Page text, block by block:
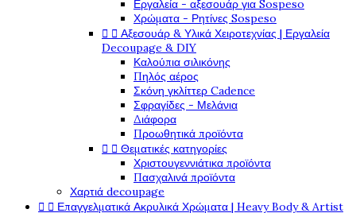
Εργαλεία - αξεσουάρ για Sospeso
Χρώματα - Ρητίνες Sospeso
  Αξεσουάρ & Υλικά Χειροτεχνίας | Εργαλεία
Decoupage & DIY
Καλούπια σιλικόνης
Πηλός αέρος
Σκόνη γκλίττερ Cadence
Σφραγίδες - Μελάνια
Διάφορα
Προωθητικά προϊόντα
  Θεματικές κατηγορίες
Χριστουγεννιάτικα προϊόντα
Πασχαλινά προϊόντα
Χαρτιά decoupage
  Επαγγελματικά Ακρυλικά Χρώματα | Heavy Body & Artist